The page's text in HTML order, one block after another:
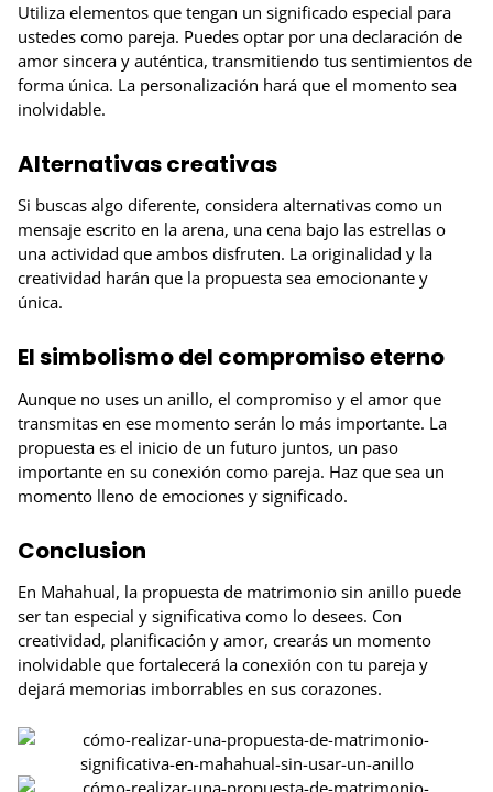
Utiliza elementos que tengan un significado especial para
ustedes como pareja. Puedes optar por una declaración de
amor sincera y auténtica, transmitiendo tus sentimientos de
forma única. La personalización hará que el momento sea
inolvidable.
Alternativas creativas
Si buscas algo diferente, considera alternativas como un
mensaje escrito en la arena, una cena bajo las estrellas o
una actividad que ambos disfruten. La originalidad y la
creatividad harán que la propuesta sea emocionante y
única.
El simbolismo del compromiso eterno
Aunque no uses un anillo, el compromiso y el amor que
transmitas en ese momento serán lo más importante. La
propuesta es el inicio de un futuro juntos, un paso
importante en su conexión como pareja. Haz que sea un
momento lleno de emociones y significado.
Conclusion
En Mahahual, la propuesta de matrimonio sin anillo puede
ser tan especial y significativa como lo desees. Con
creatividad, planificación y amor, crearás un momento
inolvidable que fortalecerá la conexión con tu pareja y
dejará memorias imborrables en sus corazones.